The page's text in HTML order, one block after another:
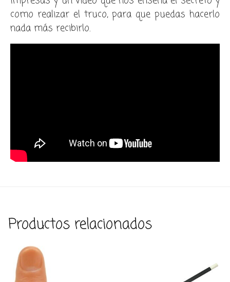
como realizar el truco, para que puedas hacerlo
nada más recibirlo.
Productos relacionados